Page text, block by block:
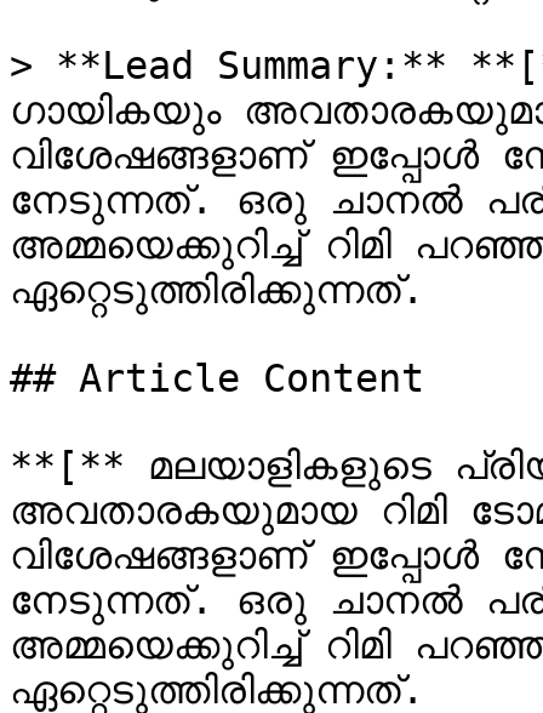
> **Lead Summary:**
ഗായികയും
വിശേഷങ്ങളാണ് ഇപ്പോൾ
നേടുന്നത്. ഒരു ചാനൽ
അമ്മയെക്കുറിച്ച് റിമി
ഏറ്റെടുത്തിരിക്കുന്നത്.
## Article Content
**[** മലയാളികളുടെ
അവതാരകയുമായ റിമി
വിശേഷങ്ങളാണ് ഇപ്പോൾ
നേടുന്നത്. ഒരു ചാനൽ
അമ്മയെക്കുറിച്ച് റിമി
ഏറ്റെടുത്തിരിക്കുന്നത്.